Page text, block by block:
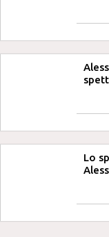
Lo